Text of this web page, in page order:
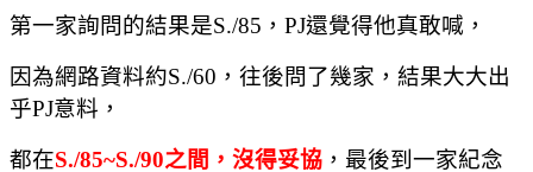
第一家詢問的結果是S./85 ， PJ還覺得他真敢喊，
因為網路資料約S./60 ，往後問了幾家，結果大大出
乎PJ意料，
都在S./85~S./90之間，沒得妥協 ，最後到一家紀念